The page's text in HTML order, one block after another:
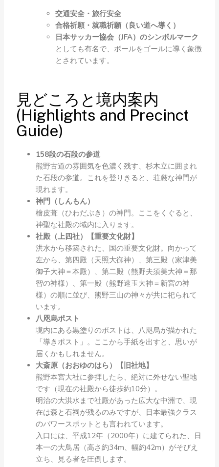
交通安全・旅行安全
合格祈願・就職祈願（良い道へ導く）
日本サッカー協会（JFA）のシンボルマーク
としても有名で、ボールをゴールに導く象徴
とされています。
見どころと境内案内
(Highlights and Precinct
Guide)
158段の石段の参道
熊野古道の雰囲気を色濃く残す、杉木立に囲まれ
た石段の参道。これを登りきると、荘厳な神門が
現れます。
神門（しんもん）
檜皮葺（ひわだぶき）の神門。ここをくぐると、
神聖な社殿の域内に入ります。
社殿（上四社）【重要文化財】
洪水から移築された、国の重要文化財。向かって
左から、第四殿（天照大御神）、第三殿（家津美
御子大神＝本殿）、第二殿（熊野夫須美大神＝那
智の神様）、第一殿（熊野速玉大神＝新宮の神
様）の順に並び、熊野三山の神々が共に祀られて
います。
八咫烏ポスト
境内にある黒塗りのポストは、八咫烏が描かれた
「導きポスト」。ここから手紙を出すと、思いが
届くかもしれません。
大斎原（おおゆのはら）【旧社地】
熊野本宮大社に参拝したら、絶対に外せない聖地
です（現在の社殿から徒歩約10分）。
明治の大洪水まで社殿があった広大な中洲で、現
在は森と石祠が残るのみですが、日本最強クラス
のパワースポットとも言われています。
入口には、平成12年（2000年）に建てられた、日
本一の大鳥居（高さ約34m、幅約42m）がそびえ
立ち、見る者を圧倒します。